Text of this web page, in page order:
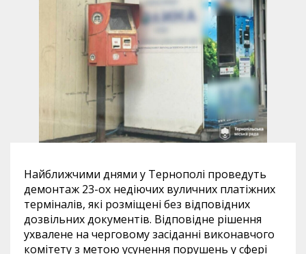
Найближчими днями у Тернополі проведуть
демонтаж 23-ох недіючих вуличних платіжних
терміналів, які розміщені без відповідних
дозвільних документів. Відповідне рішення
ухвалене на черговому засіданні виконавчого
комітету з метою усунення порушень у сфері